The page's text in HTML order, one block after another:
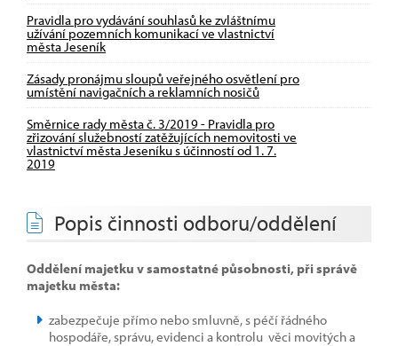
Pravidla pro vydávání souhlasů ke zvláštnímu
užívání pozemních komunikací ve vlastnictví
města Jeseník
Zásady pronájmu sloupů veřejného osvětlení pro
umístění navigačních a reklamních nosičů
Směrnice rady města č. 3/2019 - Pravidla pro
zřizování služebností zatěžujících nemovitosti ve
vlastnictví města Jeseníku s účinností od 1. 7.
2019
Popis činnosti odboru/oddělení
Oddělení majetku v samostatné působnosti, při správě
majetku města:
zabezpečuje přímo nebo smluvně, s péčí řádného
hospodáře, správu, evidenci a kontrolu věci movitých a